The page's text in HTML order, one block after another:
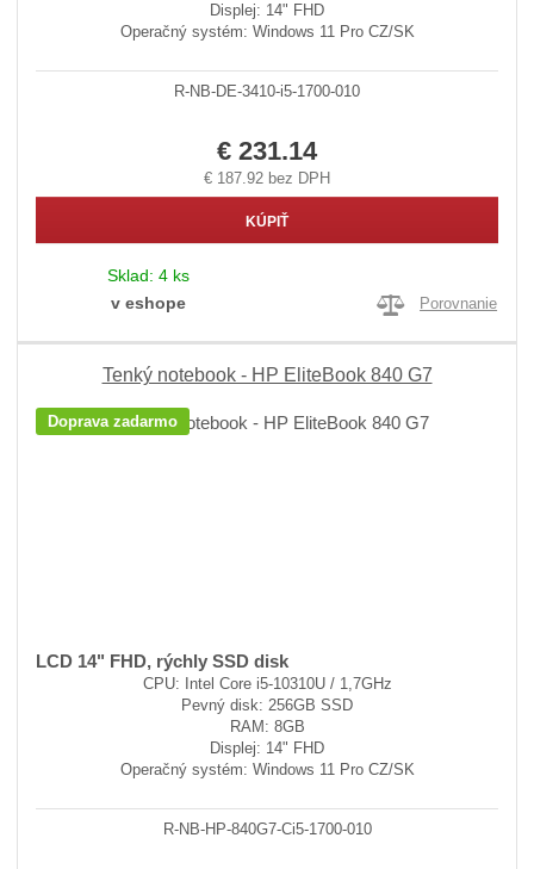
Displej: 14" FHD
Operačný systém: Windows 11 Pro CZ/SK
R-NB-DE-3410-i5-1700-010
€ 231.14
€ 187.92 bez DPH
KÚPIŤ
Sklad: 4 ks
v eshope
Porovnanie
Tenký notebook - HP EliteBook 840 G7
Doprava zadarmo
LCD 14" FHD, rýchly SSD disk
CPU: Intel Core i5-10310U / 1,7GHz
Pevný disk: 256GB SSD
RAM: 8GB
Displej: 14" FHD
Operačný systém: Windows 11 Pro CZ/SK
R-NB-HP-840G7-Ci5-1700-010